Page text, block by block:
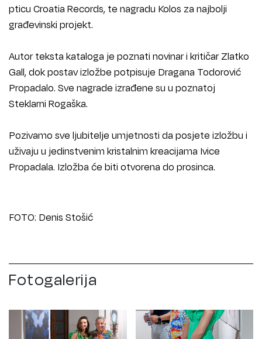
pticu Croatia Records, te nagradu Kolos za najbolji
građevinski projekt.
Autor teksta kataloga je poznati novinar i kritičar Zlatko
Gall, dok postav izložbe potpisuje Dragana Todorović
Propadalo. Sve nagrade izrađene su u poznatoj
Steklarni Rogaška.
Pozivamo sve ljubitelje umjetnosti da posjete izložbu i
uživaju u jedinstvenim kristalnim kreacijama Ivice
Propadala. Izložba će biti otvorena do prosinca.
FOTO: Denis Stošić
Fotogalerija